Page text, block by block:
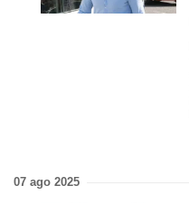
07 ago 2025